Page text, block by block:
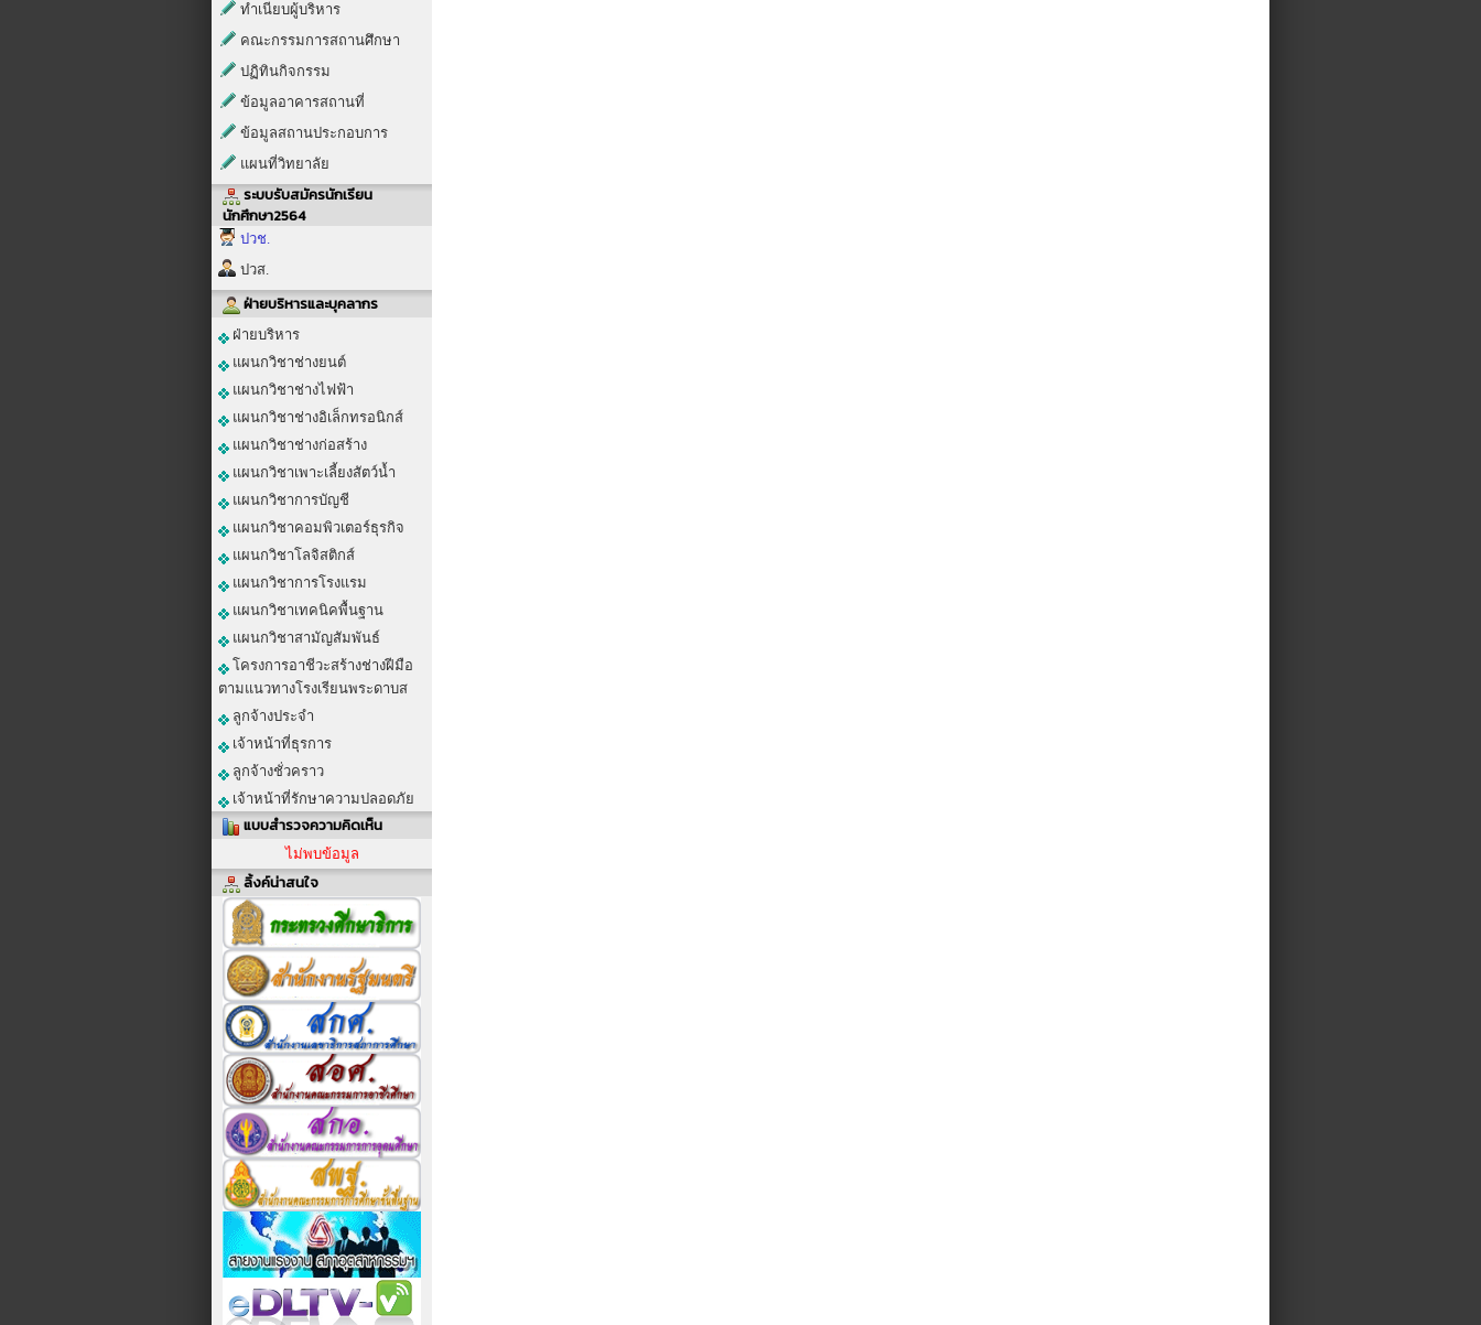
ทำเนียบผู้บริหาร
คณะกรรมการสถานศึกษา
ปฏิทินกิจกรรม
ข้อมูลอาคารสถานที่
ข้อมูลสถานประกอบการ
แผนที่วิทยาลัย
ระบบรับสมัครนักเรียน
นักศึกษา2564
ปวช.
ปวส.
ฝ่ายบริหารและบุคลากร
ฝ่ายบริหาร
แผนกวิชาช่างยนต์
แผนกวิชาช่างไฟฟ้า
แผนกวิชาช่างอิเล็กทรอนิกส์
แผนกวิชาช่างก่อสร้าง
แผนกวิชาเพาะเลี้ยงสัตว์น้ำ
แผนกวิชาการบัญชี
แผนกวิชาคอมพิวเตอร์ธุรกิจ
แผนกวิชาโลจิสติกส์
แผนกวิชาการโรงแรม
แผนกวิชาเทคนิคพื้นฐาน
แผนกวิชาสามัญสัมพันธ์
โครงการอาชีวะสร้างช่างฝีมือ
ตามแนวทางโรงเรียนพระดาบส
ลูกจ้างประจำ
เจ้าหน้าที่ธุรการ
ลูกจ้างชั่วคราว
เจ้าหน้าที่รักษาความปลอดภัย
แบบสำรวจความคิดเห็น
ไม่พบข้อมูล
ลิ้งค์น่าสนใจ